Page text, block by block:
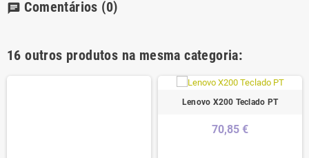
chat Comentários (0)
16 outros produtos na mesma categoria:
Lenovo X200 Teclado PT
70,85 €